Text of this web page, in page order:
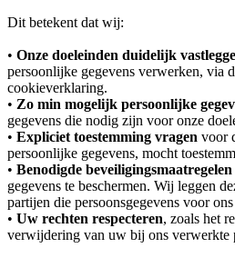
Dit betekent dat wij:
• Onze doeleinden duidelijk
persoonlijke gegevens verwerken, via
cookieverklaring.
• Zo min mogelijk persoonlijke
gegevens die nodig zijn voor onze
• Expliciet toestemming vragen voor
persoonlijke gegevens, mocht
• Benodigde
gegevens te beschermen. Wij leggen
partijen die persoonsgegevens voor
• Uw rechten respecteren, zoals het
verwijdering van uw bij ons verwerkte